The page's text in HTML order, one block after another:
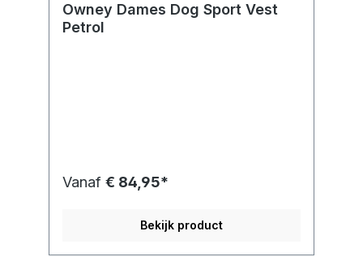
Owney Dames Dog Sport Vest
Petrol
Vanaf € 84,95*
Bekijk product